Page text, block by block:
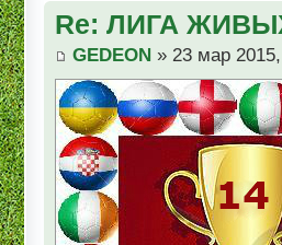
Re: ЛИГА
GEDEON » 23 мар